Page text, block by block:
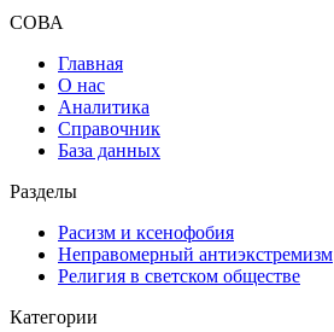
СОВА
Главная
О нас
Аналитика
Справочник
База данных
Разделы
Расизм и ксенофобия
Неправомерный антиэкстремизм
Религия в светском обществе
Категории